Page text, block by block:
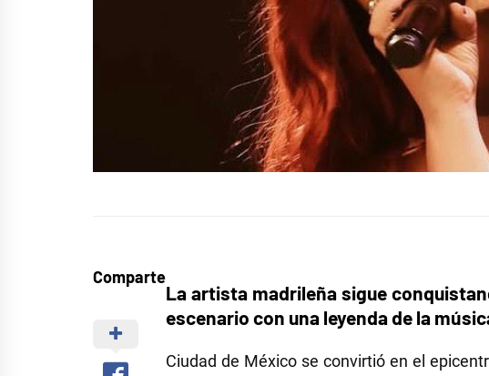
Comparte
La artista madrileña sigue
escenario con una leyenda de la
Ciudad de México se convirtió en el